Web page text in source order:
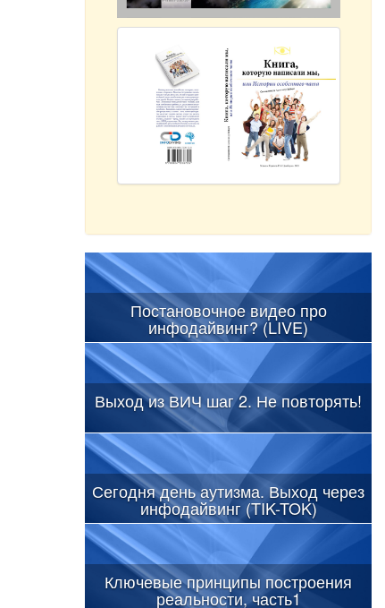
Постановочное видео про
инфодайвинг? (LIVE)
Выход из ВИЧ шаг 2. Не повторять!
Сегодня день аутизма. Выход через
инфодайвинг (TIK-TOK)
Ключевые принципы построения
реальности, часть1